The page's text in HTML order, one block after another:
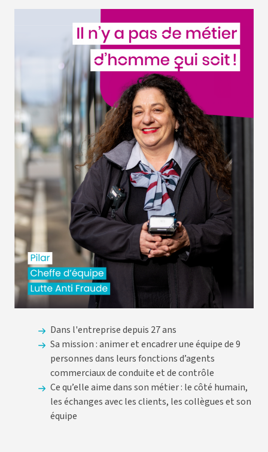
Dans l'entreprise depuis 27 ans
Sa mission : animer et encadrer une équipe de 9
personnes dans leurs fonctions d’agents
commerciaux de conduite et de contrôle
Ce qu’elle aime dans son métier : le côté humain,
les échanges avec les clients, les collègues et son
équipe